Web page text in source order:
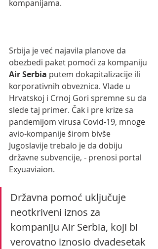
kompanijama.
Srbija je već najavila planove da
obezbedi paket pomoći za kompaniju
Air Serbia putem dokapitalizacije ili
korporativnih obveznica. Vlade u
Hrvatskoj i Crnoj Gori spremne su da
slede taj primer. Čak i pre krize sa
pandemijom virusa Covid-19, mnoge
avio-kompanije širom bivše
Jugoslavije trebalo je da dobiju
državne subvencije, - prenosi portal
Exyuaviaion.
Državna pomoć uključuje
neotkriveni iznos za
kompaniju Air Serbia, koji bi
verovatno iznosio dvadesetak